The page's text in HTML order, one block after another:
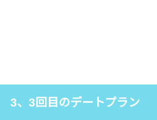
3、3回目のデートプラン